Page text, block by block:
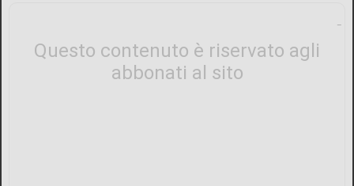
Questo contenuto è riservato agli
abbonati al sito